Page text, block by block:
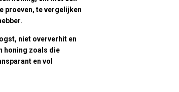
proeven, te vergelijken
niet oververhit en
honing zoals die
en vol